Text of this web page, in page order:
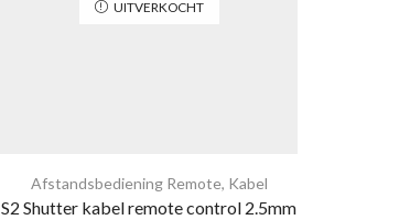
UITVERKOCHT
Afstandsbediening Remote, Kabel
S2 Shutter kabel remote control 2.5mm